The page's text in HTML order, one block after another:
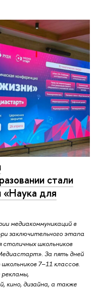
стали
«Наука для
медиакоммуникаций в
заключительного этапа
столичных школьников
За пять дней
7–11 классов.
кино, дизайна, а также